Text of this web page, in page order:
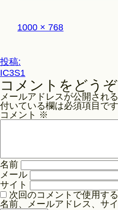
フ
ル
ズ
1000 × 768
投
稿
ナ
ビ
ゲ
ョ
ン
投稿:
IC3S1
コメントをどうぞ
メールアドレスが公開され
付いている欄は必須項目です
コメント ※
名前
メール
サイト
次回のコメントで使用す
名前、メールアドレス、サ